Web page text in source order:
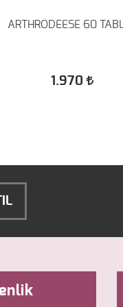
ARTHRODEESE 60
1.970